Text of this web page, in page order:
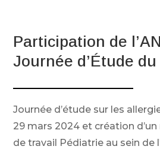
Participation de
Journée d’Étude du
Journée d’étude sur les
29 mars 2024 et création
de travail Pédiatrie au sein de